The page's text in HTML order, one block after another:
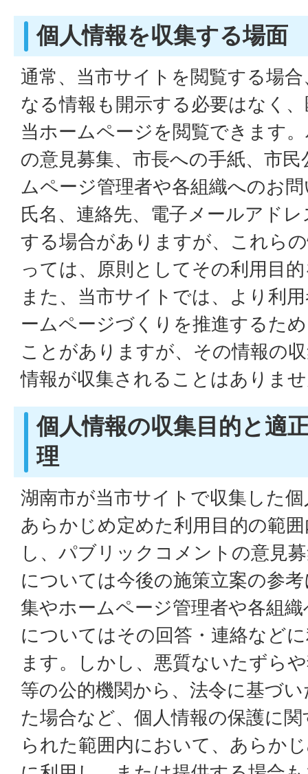
個人情報を収集する場面
通常、当市サイトを閲覧する場
なる情報も開示する必要はなく
当ホームページを閲覧できます
の意見募集、市長への手紙、市
ムページ管理者や各組織へのお
氏名、連絡先、電子メールアド
する場合がありますが、これら
っては、原則としてその利用目
また、当市サイトでは、より利
ームページづくりを推進するた
ことがありますが、その情報の
情報が収集されることはありま
個人情報の収集目的と適
理
湖南市が当市サイトで収集した
あらかじめ定めた利用目的の範
し、パブリックコメントの意見
については今後の施策立案の参
集やホームページ管理者や各組
についてはその回答・連絡など
ます。しかし、悪質ないたずら
等の公的機関から、法令に基づ
た場合など、個人情報の保護に
られた範囲内において、あらか